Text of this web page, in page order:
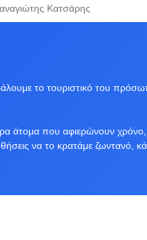
Κατσάρης
το τουριστικό του
που αφιερώνουν χρόνο,
να το κρατάμε ζωντανό,